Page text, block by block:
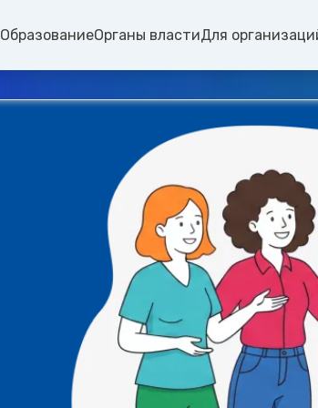
ОбразованиеОрганы властиДля